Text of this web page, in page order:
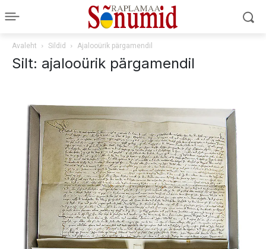
Avaleht Sildid Ajalooürik pärgamendil
Silt: ajalooürik pärgamendil